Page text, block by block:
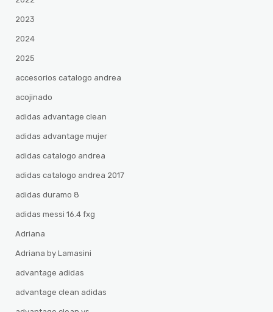
2023
2024
2025
accesorios catalogo andrea
acojinado
adidas advantage clean
adidas advantage mujer
adidas catalogo andrea
adidas catalogo andrea 2017
adidas duramo 8
adidas messi 16.4 fxg
Adriana
Adriana by Lamasini
advantage adidas
advantage clean adidas